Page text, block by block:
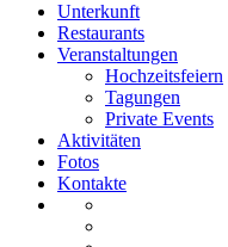
Unterkunft
Restaurants
Veranstaltungen
Hochzeitsfeiern
Tagungen
Private Events
Aktivitäten
Fotos
Kontakte